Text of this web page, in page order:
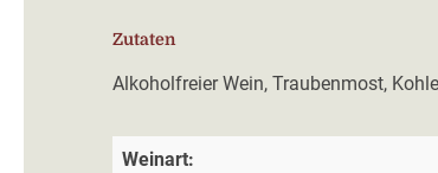
Zutaten
Alkoholfreier Wein, Traubenmost,
Weinart: